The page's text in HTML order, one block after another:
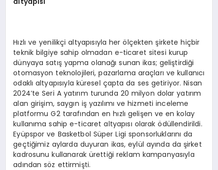
Hızlı ve yenilikçi altyapısıyla her ölçekten şirkete hiçbir
teknik bilgiye sahip olmadan e-ticaret sitesi kurup
dünyaya satış yapma olanağı sunan ikas; geliştirdiği
otomasyon teknolojileri, pazarlama araçları ve kullanıcı
odaklı altyapısıyla küresel çapta da ses getiriyor. Nisan
2024’te Seri A yatırım turunda 20 milyon dolar yatırım
alan girişim, saygın iş yazılımı ve hizmeti inceleme
platformu G2 tarafından en hızlı gelişen ve en kolay
kullanıma sahip e-ticaret altyapısı olarak ödüllendirildi.
Eyüpspor ve Basketbol Süper Ligi sponsorluklarını da
geçtiğimiz aylarda duyuran ikas, eylül ayında da şirket
kadrosunu kullanarak ürettiği reklam kampanyasıyla
adından söz ettirmişti.